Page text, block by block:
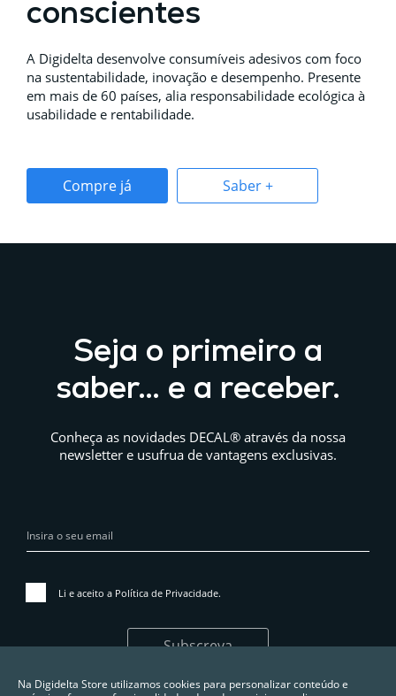
conscientes
A Digidelta desenvolve consumíveis adesivos com foco
na sustentabilidade, inovação e desempenho. Presente
em mais de 60 países, alia responsabilidade ecológica à
usabilidade e rentabilidade.
Compre já Saber +
Seja o primeiro a
saber… e a receber.
Conheça as novidades DECAL® através da nossa
newsletter e usufrua de vantagens exclusivas.
Li e aceito a Política de Privacidade.
Subscreva
Na Digidelta Store utilizamos cookies para personalizar conteúdo e